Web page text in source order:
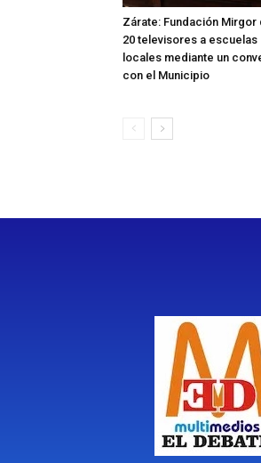
Zárate: Fundación Mirgor
20 televisores a escuelas
locales mediante un
con el Municipio